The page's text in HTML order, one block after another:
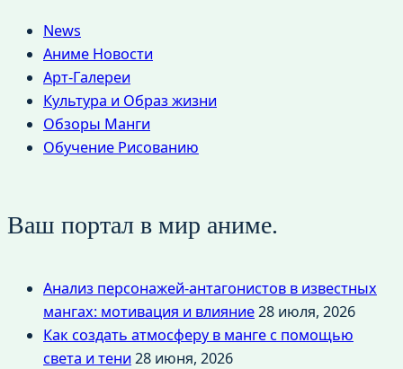
News
Аниме Новости
Арт-Галереи
Культура и Образ жизни
Обзоры Манги
Обучение Рисованию
Ваш портал в мир аниме.
Анализ персонажей-антагонистов в известных
мангах: мотивация и влияние28 июля, 2026
Как создать атмосферу в манге с помощью
света и тени 28 июня, 2026